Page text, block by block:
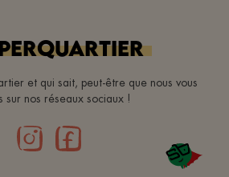
et qui sait, peut-être que nous vous
sur nos réseaux sociaux !